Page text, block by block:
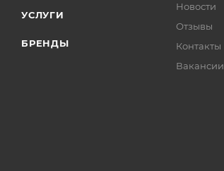
УСЛУГИ
БРЕНДЫ
Новости
Отзывы
Контакты
Вакансии